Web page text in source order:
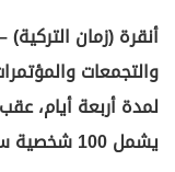
أنقرة (زمان
والتجمعات
لمدة أربعة أيام،
يشمل 100 شخصية سياسية معارضة.